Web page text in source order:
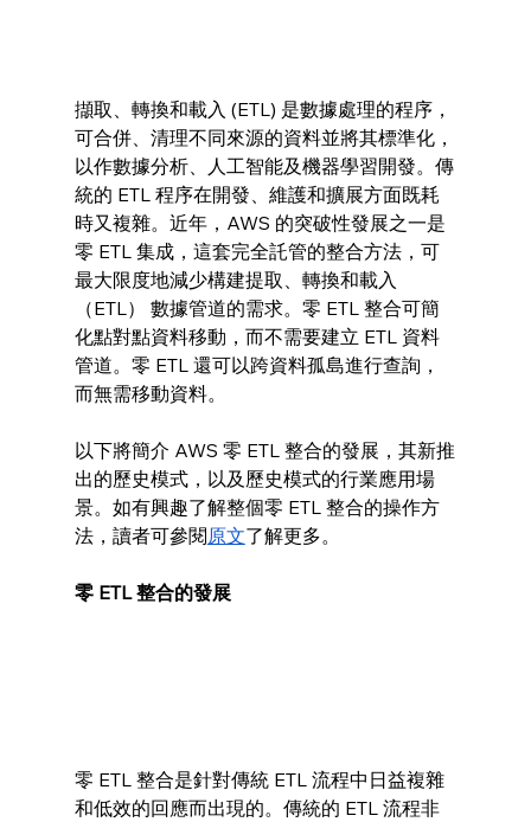
擷取、轉換和載入 (ETL) 是數據處理的程序，
可合併、清理不同來源的資料並將其標準化，
以作數據分析、人工智能及機器學習開發。傳
統的 ETL 程序在開發、維護和擴展方面既耗
時又複雜。近年，AWS 的突破性發展之一是
零 ETL 集成，這套完全託管的整合方法，可
最大限度地減少構建提取、轉換和載入
（ETL） 數據管道的需求。零 ETL 整合可簡
化點對點資料移動，而不需要建立 ETL 資料
管道。零 ETL 還可以跨資料孤島進行查詢，
而無需移動資料。
以下將簡介 AWS 零 ETL 整合的發展，其新推
出的歷史模式，以及歷史模式的行業應用場
景。如有興趣了解整個零 ETL 整合的操作方
法，讀者可參閱原文了解更多。
零 ETL 整合的發展
零 ETL 整合是針對傳統 ETL 流程中日益複雜
和低效的回應而出現的。傳統的 ETL 流程非